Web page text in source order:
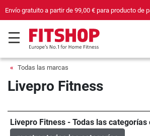
Compra con seguridad en Fitshop, comercio con
Todas las marcas
Livepro Fitness
Livepro Fitness - Todas las